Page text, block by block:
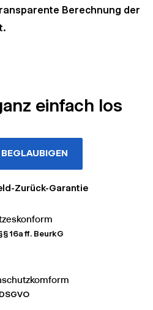
Berechnung der
einfach los
Zurück-Garantie
16a ff. BeurkG